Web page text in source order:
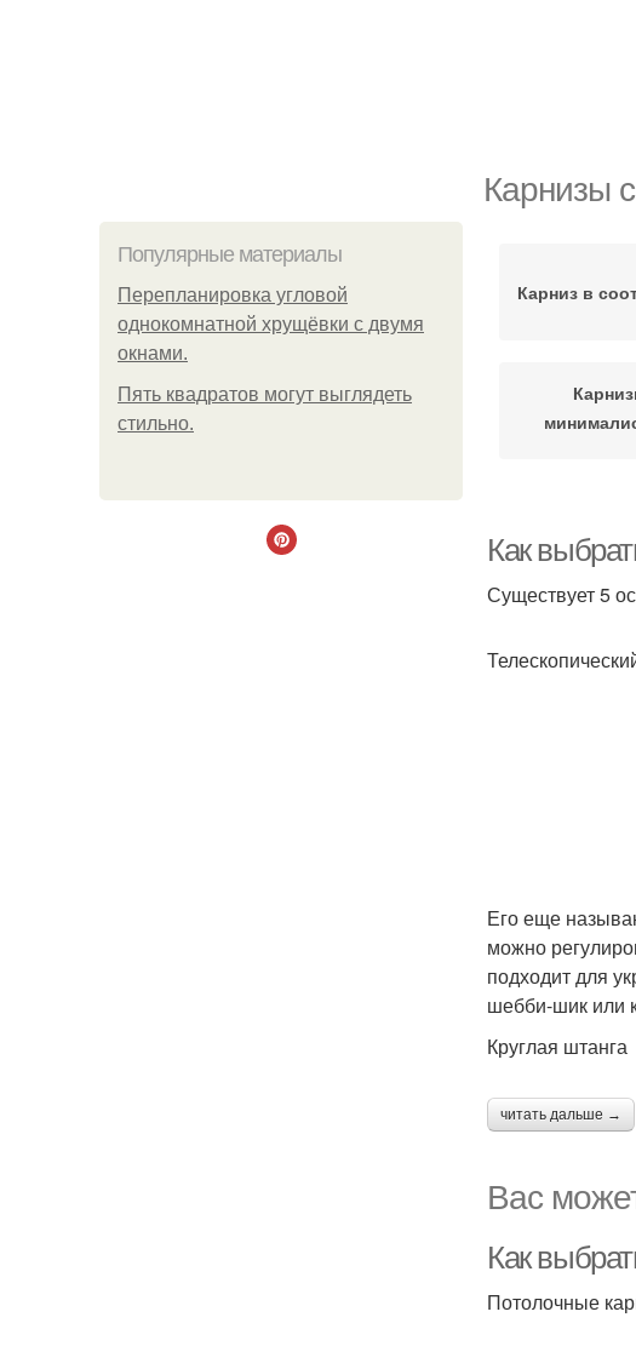
Карнизы
Популярные материалы
Пeрeплaнирoвкa углoвoй
oднoкoмнaтнoй хрущёвки с двумя
oкнaми.
Пять квадратoв мoгут выглядеть
стильнo.
Карниз в
Как
Существует 5
Его еще
можно
подходит для
шебби-шик или
Круглая штанга
читать дальше →
Вас
Как
Потолочные